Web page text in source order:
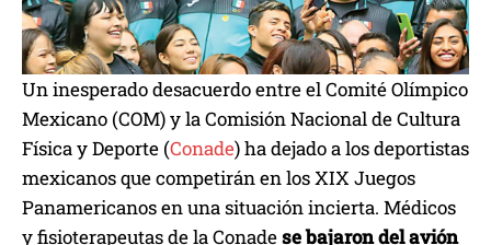
Un inesperado desacuerdo entre el Comité Olímpico
Mexicano (COM) y la Comisión Nacional de Cultura
Física y Deporte (Conade) ha dejado a los deportistas
mexicanos que competirán en los XIX Juegos
Panamericanos en una situación incierta. Médicos
y fisioterapeutas de la Conadese bajaron del avión